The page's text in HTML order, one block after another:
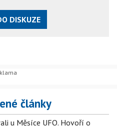
DISKUZE
články
u Měsíce UFO. Hovoří o